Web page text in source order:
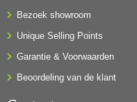
Bezoek showroom
Unique Selling Points
Garantie & Voorwaarden
Beoordeling van de klant